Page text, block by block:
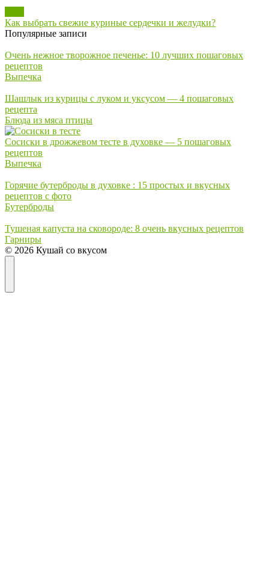
Как выбрать свежие куриные сердечки и желудки?
Популярные записи
Очень нежное творожное печенье: 10 лучших пошаговых
рецептов
Выпечка
Шашлык из курицы с луком и уксусом — 4 пошаговых
рецепта
Блюда из мяса птицы
Сосиски в дрожжевом тесте в духовке — 5 пошаговых
рецептов
Выпечка
Горячие бутерброды в духовке : 15 простых и вкусных
рецептов с фото
Бутерброды
Тушеная капуста на сковороде: 8 очень вкусных рецептов
Гарниры
© 2026 Кушай со вкусом